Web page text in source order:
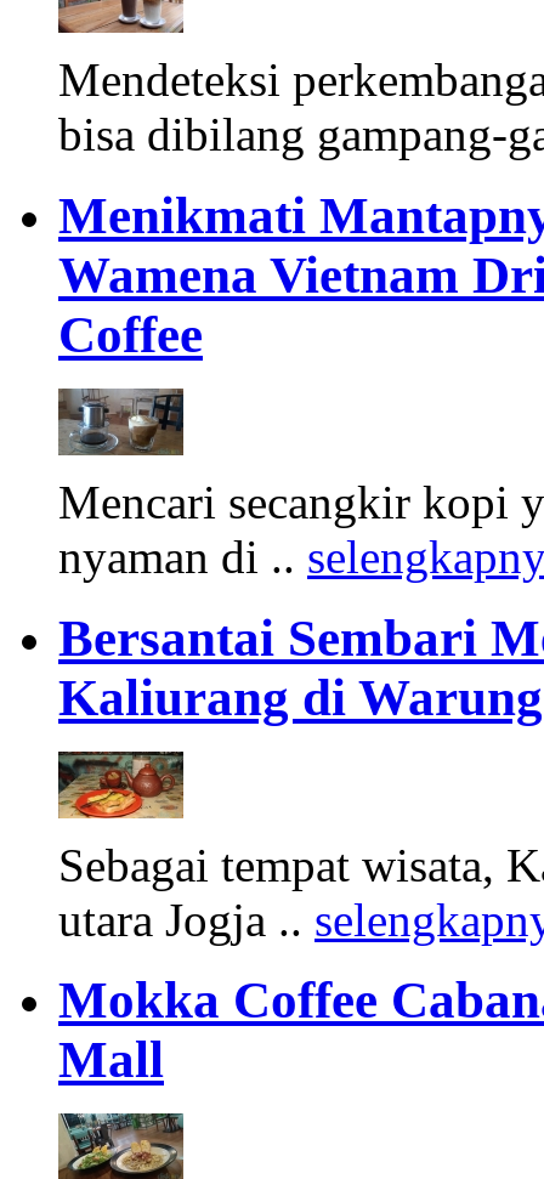
Mendeteksi
bisa dibilang gampang-
Menikmati
Wamena Vietnam
Coffee
Mencari secangkir kopi
nyaman di ..
Bersantai Sembari
Kaliurang di
Sebagai tempat wisata,
utara Jogja ..
Mokka Coffee
Mall